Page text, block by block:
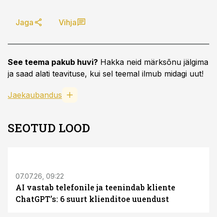
Jaga Vihja
See teema pakub huvi? Hakka neid märksõnu jälgima
ja saad alati teavituse, kui sel teemal ilmub midagi uut!
Jaekaubandus
SEOTUD LOOD
07.07.26, 09:22
AI vastab telefonile ja teenindab kliente
ChatGPT’s: 6 suurt klienditoe uuendust